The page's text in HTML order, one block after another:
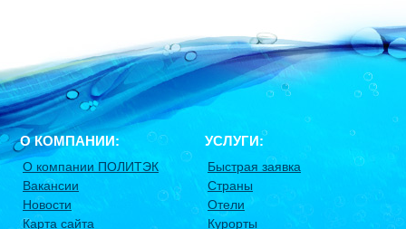
О КОМПАНИИ:
О компании ПОЛИТЭК
Вакансии
Новости
Карта сайта
УСЛУГИ:
Быстрая заявка
Страны
Отели
Курорты